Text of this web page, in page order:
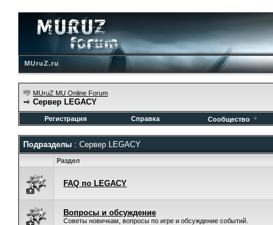
MUruZ.ru
MUruZ MU Online Forum
Сервер LEGACY
Регистрация Справка Сообщество
Подразделы : Сервер LEGACY
Раздел
FAQ по LEGACY
Вопросы и обсуждение
Советы новичкам, вопросы по игре и обсуждение событий.